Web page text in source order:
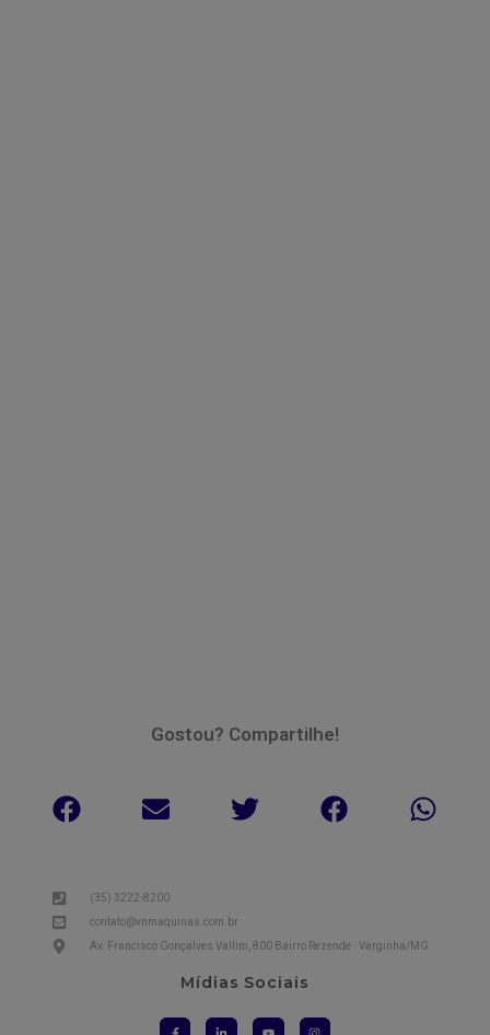
Gostou? Compartilhe!
(35) 3222-8200
contato@vnmaquinas.com.br
Av. Francisco Gonçalves Vallim, 800 Bairro Rezende - Varginha/MG
Mídias Sociais